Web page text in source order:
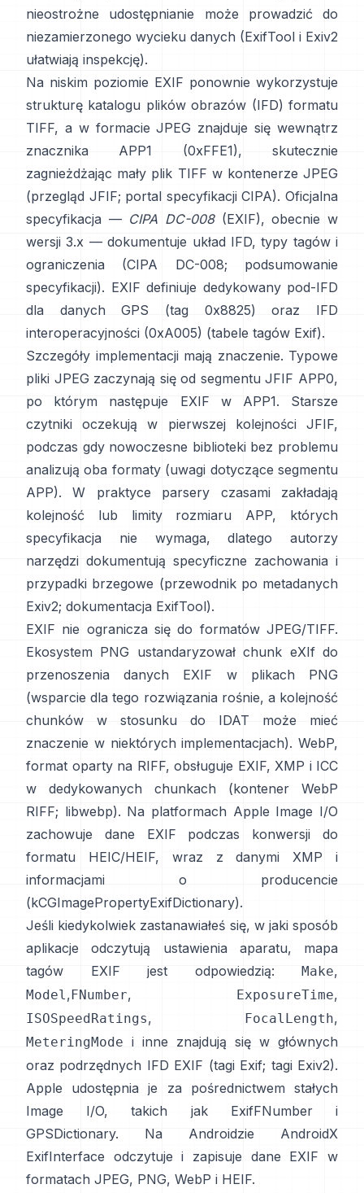
nieostrożne udostępnianie może prowadzić do
niezamierzonego wycieku danych (ExifTool i Exiv2
ułatwiają inspekcję).
Na niskim poziomie EXIF ponownie wykorzystuje
strukturę katalogu plików obrazów (IFD) formatu
TIFF, a w formacie JPEG znajduje się wewnątrz
znacznika APP1 (0xFFE1), skutecznie
zagnieżdżając mały plik TIFF w kontenerze JPEG
(przegląd JFIF; portal specyfikacji CIPA). Oficjalna
specyfikacja — CIPA DC-008(EXIF), obecnie w
wersji 3.x — dokumentuje układ IFD, typy tagów i
ograniczenia (CIPA DC-008; podsumowanie
specyfikacji). EXIF definiuje dedykowany pod-IFD
dla danych GPS (tag 0x8825) oraz IFD
interoperacyjności (0xA005) (tabele tagów Exif).
Szczegóły implementacji mają znaczenie. Typowe
pliki JPEG zaczynają się od segmentu JFIF APP0,
po którym następuje EXIF w APP1. Starsze
czytniki oczekują w pierwszej kolejności JFIF,
podczas gdy nowoczesne biblioteki bez problemu
analizują oba formaty (uwagi dotyczące segmentu
APP). W praktyce parsery czasami zakładają
kolejność lub limity rozmiaru APP, których
specyfikacja nie wymaga, dlatego autorzy
narzędzi dokumentują specyficzne zachowania i
przypadki brzegowe (przewodnik po metadanych
Exiv2; dokumentacja ExifTool).
EXIF nie ogranicza się do formatów JPEG/TIFF.
Ekosystem PNG ustandaryzowałchunk eXIfdo
przenoszenia danych EXIF w plikach PNG
(wsparcie dla tego rozwiązania rośnie, a kolejność
chunków w stosunku do IDAT może mieć
znaczenie w niektórych implementacjach). WebP,
format oparty na RIFF, obsługuje EXIF, XMP i ICC
w dedykowanych chunkach (kontener WebP
RIFF; libwebp). Na platformach Apple Image I/O
zachowuje dane EXIF podczas konwersji do
formatu HEIC/HEIF, wraz z danymi XMP i
informacjami o producencie
(kCGImagePropertyExifDictionary).
Jeśli kiedykolwiek zastanawiałeś się, w jaki sposób
aplikacje odczytują ustawienia aparatu, mapa
tagów EXIF jest odpowiedzią: Make,
Model,FNumber, ExposureTime,
ISOSpeedRatings, FocalLength,
MeteringMode i inne znajdują się w głównych
oraz podrzędnych IFD EXIF (tagi Exif; tagi Exiv2).
Apple udostępnia je za pośrednictwem stałych
Image I/O, takich jak
ExifFNumber
i
GPSDictionary. Na Androidzie AndroidX
ExifInterface odczytuje i zapisuje dane EXIF w
formatach JPEG, PNG, WebP i HEIF.